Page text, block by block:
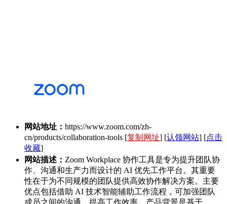
网站地址： https://www.zoom.com/zh-
cn/products/collaboration-tools [复制网址] [认领网站] [点击
收藏]
网站描述： Zoom Workplace 协作工具是专为提升团队协
作、沟通和生产力而设计的 AI 优先工作平台。其重要
性在于为不同规模的团队提供高效协作解决方案。主要
优点包括借助 AI 技术智能辅助工作流程，可加强团队
成员之间的沟通，提高工作效率。产品背景是基于